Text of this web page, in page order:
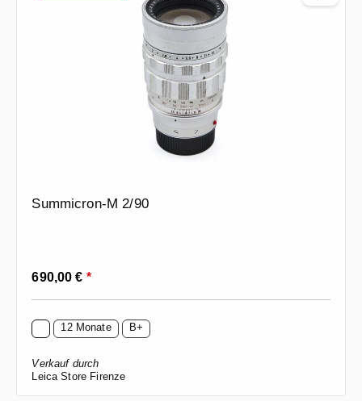
Summicron-M 2/90
Regulärer Preis:
690,00 € *
12 Monate B+
Verkauf durch
Leica Store Firenze